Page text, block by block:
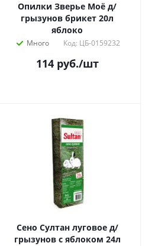
Опилки Зверье Моё д/
грызунов брикет 20л
яблоко
Много Код: ЦБ-0159232
114руб./шт
Сено Султан луговое д/
грызунов с яблоком 24л